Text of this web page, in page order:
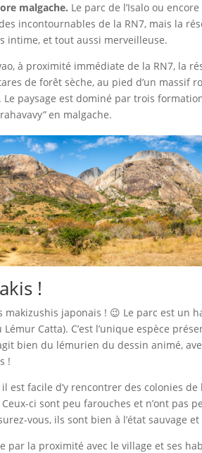
malgache. Le parc de l’Isalo ou
incontournables de la RN7, mais la
intime, et tout aussi merveilleuse.
à proximité immédiate de la RN7, la
de forêt sèche, au pied d’un massif
Le paysage est dominé par trois
”en malgache.
!
makizushis japonais ! 😉 Le parc est un
Lémur Catta). C’est l’unique espèce
bien du lémurien du dessin animé,
!
il est facile d’y rencontrer des colonies
ci sont peu farouches et n’ont pas
vous, ils sont bien à l’état sauvage
par la proximité avec le village et ses